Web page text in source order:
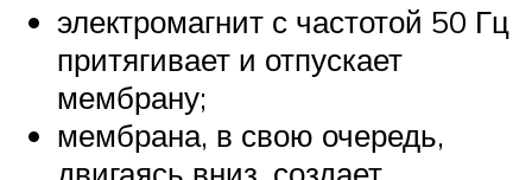
электромагнит с частотой 50 Гц
притягивает и отпускает
мембрану;
мембрана, в свою очередь,